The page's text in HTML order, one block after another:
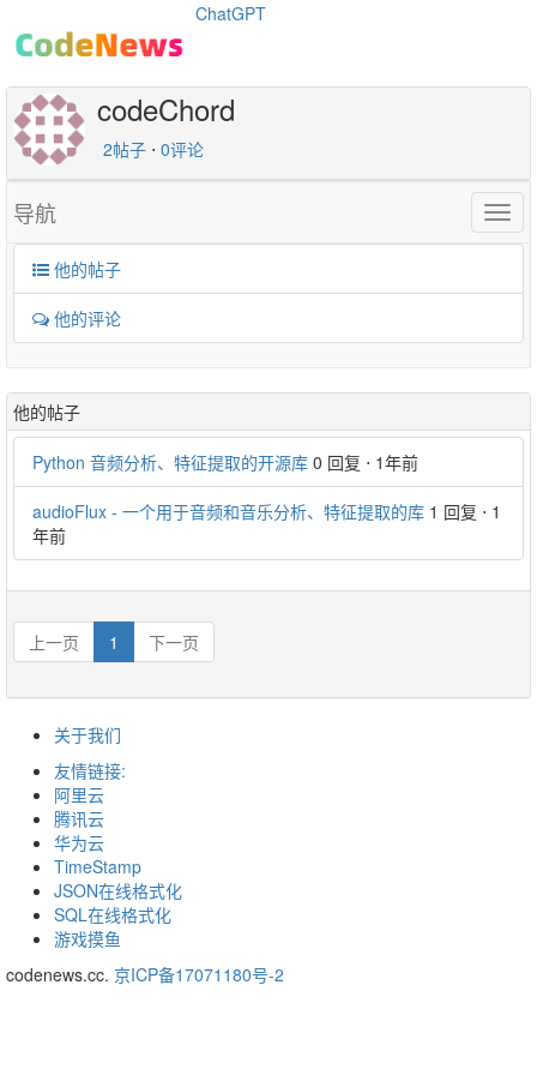
ChatGPT
codeChord
2帖子 ⋅ 0评论
导航
他的帖子
他的评论
他的帖子
Python 音频分析、特征提取的开源库 0 回复 ⋅ 1年前
audioFlux - 一个用于音频和音乐分析、特征提取的库 1 回复 ⋅ 1
年前
上一页 1 下一页
关于我们
友情链接:
阿里云
腾讯云
华为云
TimeStamp
JSON在线格式化
SQL在线格式化
游戏摸鱼
codenews.cc. 京ICP备17071180号-2